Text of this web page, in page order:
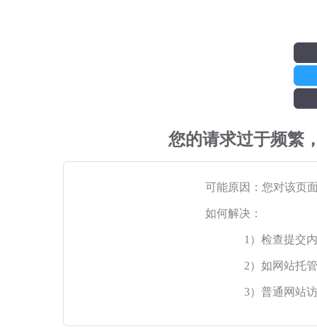
您的请求过于频繁
可能原因：您对该页
如何解决：
1）检查提交
2）如网站托
3）普通网站